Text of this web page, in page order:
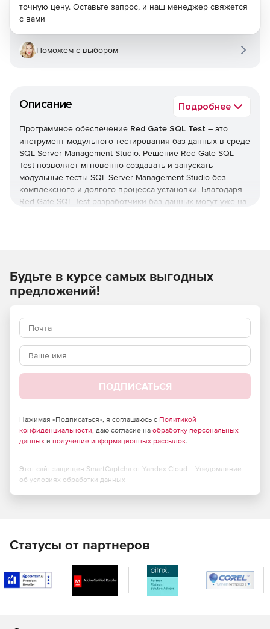
Описание Подробнее
Программное обеспечение Red Gate SQL Test – это
инструмент модульного тестирования баз данных в среде
SQL Server Management Studio. Решение Red Gate SQL
Test позволяет мгновенно создавать и запускать
модульные тесты SQL Server Management Studio без
комплексного и долгого процесса установки. Благодаря
Red Gate SQL Test разработчики баз данных могут уже на
Создание тестов кода с помощью T-SQL в SQL Server
Management Studio.
Запуск тестов в один клик.
уведомление о выявленных ошибках.
Редактирование тестов в SQL Server Management
Использование SQL Prompt для ускорения работы с
Использование SQL Source Control для простого
обмена тестами внутри рабочей группы.
точную цену. Оставьте запрос, и наш менеджер свяжется
с вами
Поможем с выбором
Будьте в курсе самых выгодных
предложений!
ПОДПИСАТЬСЯ
Нажимая «Подписаться», я соглашаюсь с Политикой
конфиденциальности, даю согласие на обработку персональных
данных и получение информационных рассылок.
Этот сайт защищен SmartCaptcha от Yandex Cloud - Уведомление
об условиях обработки данных
Статусы от партнеров